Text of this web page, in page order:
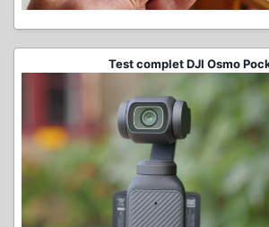
Test complet DJI Osmo